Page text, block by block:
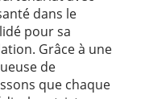
dans le
pour sa
Grâce à une
de
que chaque